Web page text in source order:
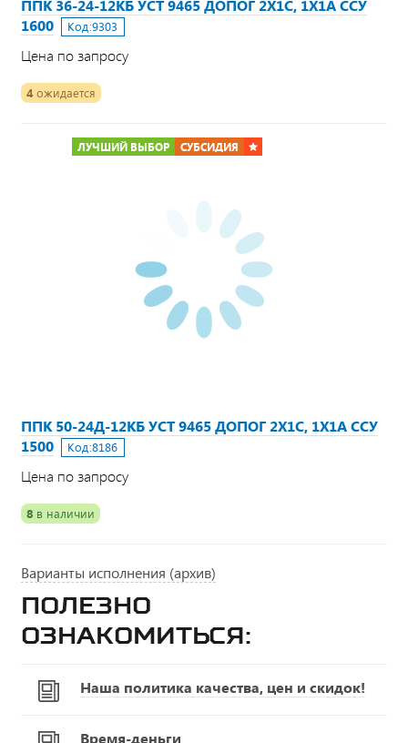
ППК 36-24-12КБ УСТ 9465 ДОПОГ 2Х1С, 1Х1А ССУ
1600
Код:9303
Цена по запросу
4 ожидается
ЛУЧШИЙ ВЫБОР СУБСИДИЯ
ППК 50-24Д-12КБ УСТ 9465 ДОПОГ 2Х1С, 1Х1А ССУ
1500
Код:8186
Цена по запросу
8 в наличии
Варианты исполнения (архив)
Полезно
ознакомиться:
Наша политика качества, цен и скидок!
Время-деньги